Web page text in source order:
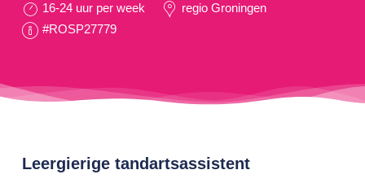
16-24 uur per week
regio Groningen
#ROSP27779
Leergierige tandartsassistent